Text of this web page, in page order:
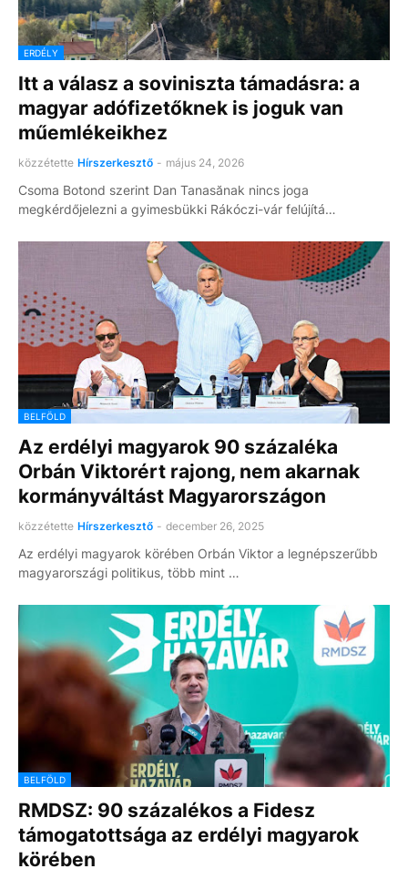
ERDÉLY
Itt a válasz a soviniszta támadásra: a
magyar adófizetőknek is joguk van
műemlékeikhez
közzétette Hírszerkesztő - május 24, 2026
Csoma Botond szerint Dan Tanasănak nincs joga
megkérdőjelezni a gyimesbükki Rákóczi-vár felújítá…
BELFÖLD
Az erdélyi magyarok 90 százaléka
Orbán Viktorért rajong, nem akarnak
kormányváltást Magyarországon
közzétette Hírszerkesztő - december 26, 2025
Az erdélyi magyarok körében Orbán Viktor a legnépszerűbb
magyarországi politikus, több mint …
BELFÖLD
RMDSZ: 90 százalékos a Fidesz
támogatottsága az erdélyi magyarok
körében